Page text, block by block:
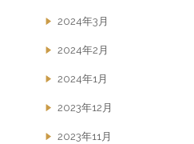
2024年3月
2024年2月
2024年1月
2023年12月
2023年11月